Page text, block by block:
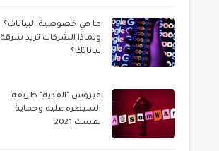
ما هي خصوصية البيانات؟
ولماذا الشركات تريد سرقة
بياناتك؟
فيروس "الفدية" طريقة
السيطره عليه وحماية
نفسك 2021